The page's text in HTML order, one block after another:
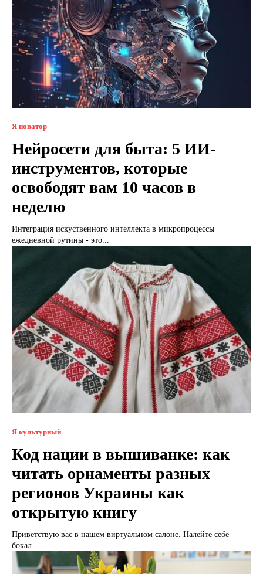
Я новатор
Нейросети для быта: 5 ИИ-
инструментов, которые
освободят вам 10 часов в
неделю
Интеграция искуственного интеллекта в микропроцессы
ежедневной рутины - это...
Я культурный
Код нации в вышиванке: как
читать орнаменты разных
регионов Украины как
открытую книгу
Приветствую вас в нашем виртуальном салоне. Налейте себе
бокал...